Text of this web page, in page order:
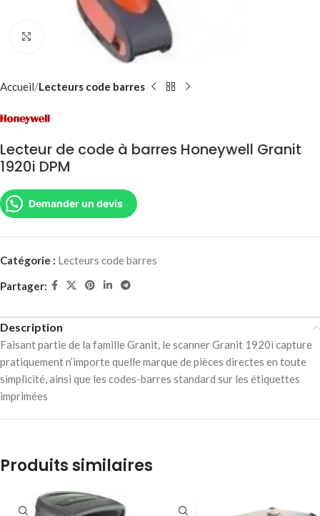
Accueil Lecteurs code barres
Lecteur de code à barres Honeywell Granit
1920i DPM
Demander un devis
Catégorie : Lecteurs code barres
Partager:
Description
Faisant partie de la famille Granit, le scanner Granit 1920i capture
pratiquement n’importe quelle marque de pièces directes en toute
simplicité, ainsi que les codes-barres standard sur les étiquettes
imprimées
Produits similaires